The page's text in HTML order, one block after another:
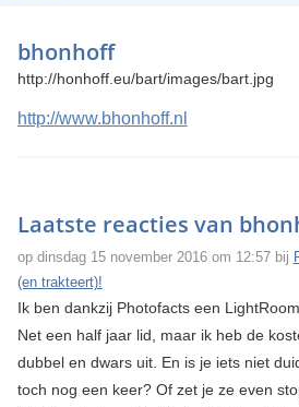
bhonhoff
http://honhoff.eu/bart/images/bart.jpg
http://www.bhonhoff.nl
Laatste reacties van
op dinsdag 15 november 2016 om 12:57 bij
(en trakteert)!
Ik ben dankzij Photofacts een
Net een half jaar lid, maar ik heb de
dubbel en dwars uit. En is je iets niet
toch nog een keer? Of zet je ze even